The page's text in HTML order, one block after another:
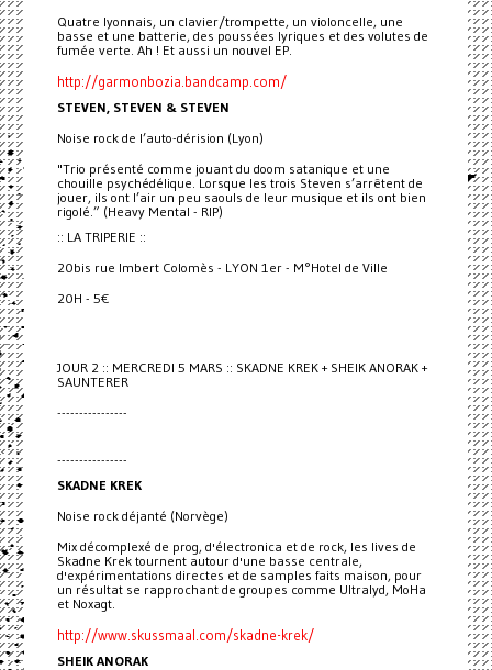
Quatre lyonnais, un clavier/trompette, un violoncelle, une
basse et une batterie, des poussées lyriques et des volutes de
fumée verte. Ah ! Et aussi un nouvel EP.
http://garmonbozia.bandcamp.com/
STEVEN, STEVEN & STEVEN
Noise rock de l’auto-dérision (Lyon)
"Trio présenté comme jouant du doom satanique et une
chouille psychédélique. Lorsque les trois Steven s’arrêtent de
jouer, ils ont l’air un peu saouls de leur musique et ils ont bien
rigolé.” (Heavy Mental - RIP)
:: LA TRIPERIE ::
20bis rue Imbert Colomès - LYON 1er - M°Hotel de Ville
20H - 5€
JOUR 2 :: MERCREDI 5 MARS :: SKADNE KREK + SHEIK ANORAK +
SAUNTERER
----------------
----------------
SKADNE KREK
Noise rock déjanté (Norvège)
Mix décomplexé de prog, d'électronica et de rock, les lives de
Skadne Krek tournent autour d'une basse centrale,
d'expérimentations directes et de samples faits maison, pour
un résultat se rapprochant de groupes comme Ultralyd, MoHa
et Noxagt.
http://www.skussmaal.com/skadne-krek/
SHEIK ANORAK